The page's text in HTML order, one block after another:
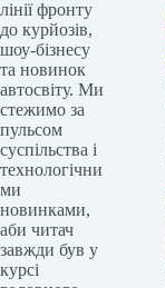
лінії фронту
до курйозів,
шоу-бізнесу
та новинок
автосвіту. Ми
стежимо за
пульсом
суспільства і
технологічни
ми
новинками,
аби читач
завжди був у
курсі